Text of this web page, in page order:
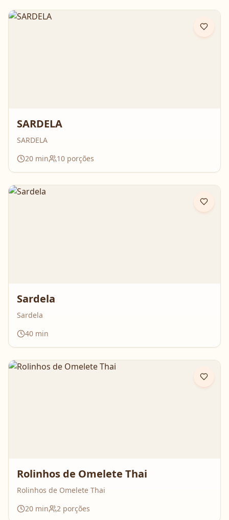
SARDELA
SARDELA
20 min 10 porções
Sardela
Sardela
40 min
Rolinhos de Omelete Thai
Rolinhos de Omelete Thai
20 min 2 porções